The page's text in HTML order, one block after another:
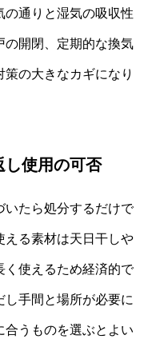
の通りと湿気の吸収性
の開閉、定期的な換気
の大きなカギになり
し使用の可否
いたら処分するだけで
える素材は天日干しや
く使えるため経済的で
手間と場所が必要に
合うものを選ぶとよい